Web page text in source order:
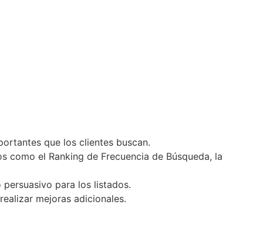
que los clientes buscan.
el Ranking de Frecuencia de Búsqueda, la
para los listados.
mejoras adicionales.